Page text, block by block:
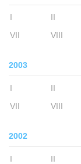
I II
VII
VIII
2003
I II
VII
VIII
2002
I II